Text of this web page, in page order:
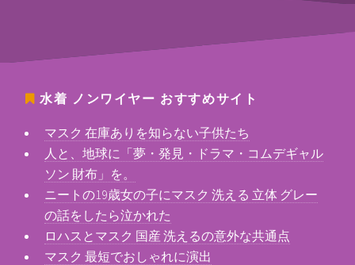
水着 ノンワイヤー おすすめサイト
マスク 在庫ありを知らない子供たち
人と、地球に「夢・発見・ドラマ・コムデギャル
ソン 財布」を。
ニートの19歳女の子にマスク 洗える 立体 グレー
の話をしたら泣かれた
ロハスとマスク 国産 洗えるの意外な共通点
マスク 最短でおしゃれに演出